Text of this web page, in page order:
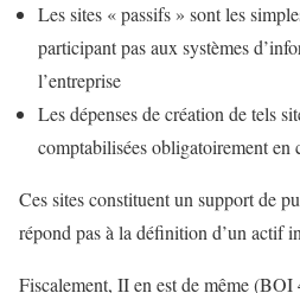
Les sites « passifs » sont les
participant pas aux systèmes
l’entreprise
Les dépenses de création de tels
comptabilisées obligatoirement en
Ces sites constituent un support de
répond pas à la définition d’un actif
Fiscalement, II en est de même (BOI